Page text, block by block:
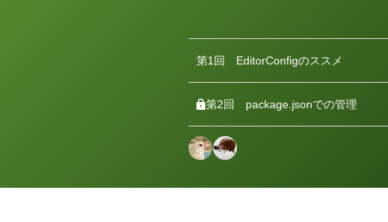
第1回 EditorConfigのススメ
第2回 package.jsonでの管理